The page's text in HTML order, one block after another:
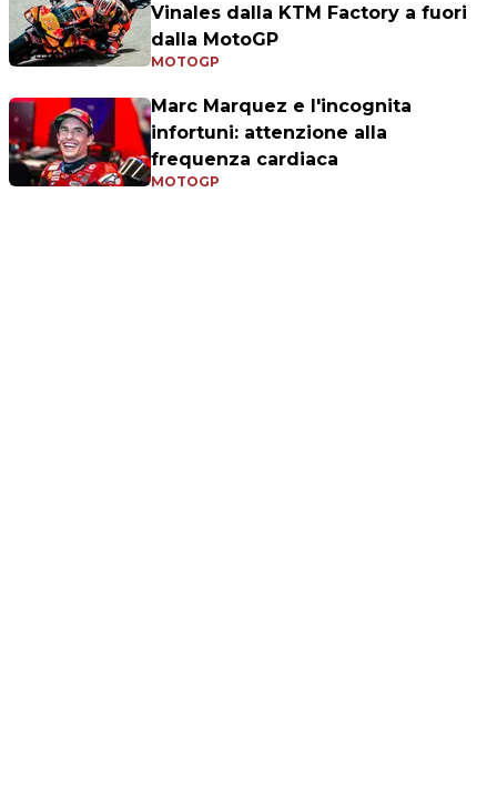
Vinales dalla KTM Factory a fuori
dalla MotoGP
MOTOGP
Marc Marquez e l'incognita
infortuni: attenzione alla
frequenza cardiaca
MOTOGP